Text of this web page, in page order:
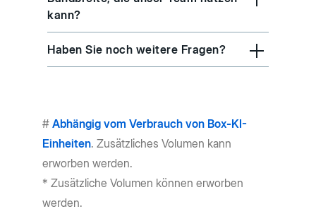
kann?
Haben Sie noch weitere Fragen?
# Abhängig vom Verbrauch von Box-KI-
Einheiten. Zusätzliches Volumen kann
erworben werden.
* Zusätzliche Volumen können erworben
werden.